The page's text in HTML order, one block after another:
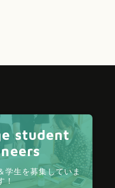
student
学生を募集していま
！